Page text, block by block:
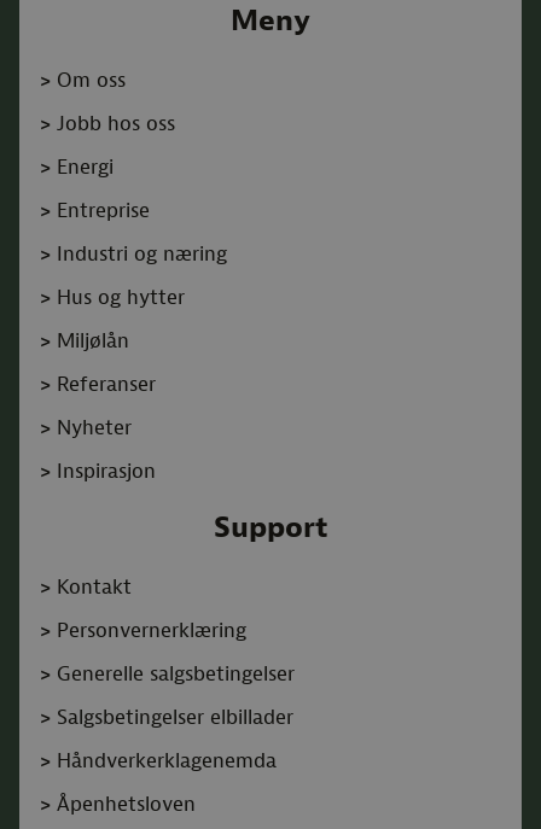
Meny
> Om oss
> Jobb hos oss
> Energi
> Entreprise
> Industri og næring
> Hus og hytter
> Miljølån
> Referanser
> Nyheter
> Inspirasjon
Support
> Kontakt
> Personvernerklæring
> Generelle salgsbetingelser
> Salgsbetingelser elbillader
> Håndverkerklagenemda
> Åpenhetsloven